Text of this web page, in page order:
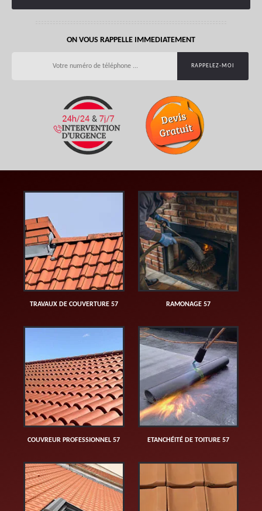
ON VOUS RAPPELLE IMMEDIATEMENT
TRAVAUX DE COUVERTURE 57 RAMONAGE 57
COUVREUR PROFESSIONNEL 57 ETANCHÉITÉ DE TOITURE 57